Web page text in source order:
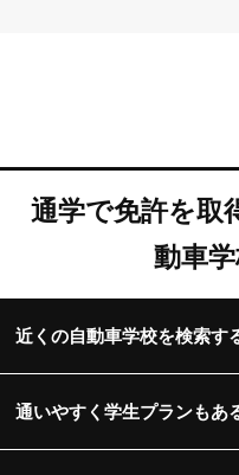
通学で免許を取
動車
近くの自動車学校を検索す
通いやすく学生プランもあ